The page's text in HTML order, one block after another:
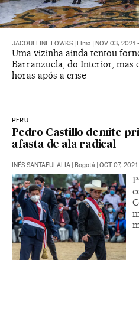
JACQUELINE FOWKS Lima NOV 03, 2021
Uma vizinha ainda tentou
Barranzuela, do Interior, mas
horas após a crise
PERU
Pedro Castillo demite
afasta de ala radical
INÉS SANTAEULALIA Bogotá OCT 07,